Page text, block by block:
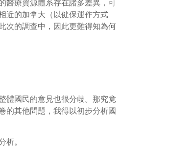
醫療資源體系存在諸多差異，可
近的加拿大（以健保運作方式
次的調查中，因此更難得知為何
體國民的意見也很分歧。那究竟
的其他問題，我得以初步分析國
析。